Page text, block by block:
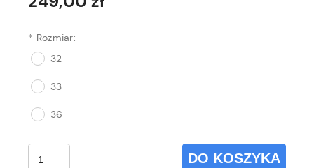
* Rozmiar:
32
33
36
DO KOSZYKA